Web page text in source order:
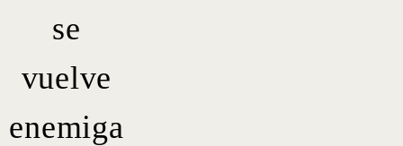
se
vuelve
enemiga